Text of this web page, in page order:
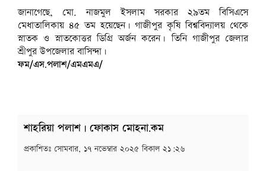
জানাগেছে, মো. নাজমুল ইসলাম সরকার ২৯তম বিসিএসে
মেধাতালিকায় ৪৫ তম হয়েছেন। গাজীপুর কৃষি বিশ্ববিদ্যালয় থেকে
স্নাতক ও স্নাতকোত্তর ডিগ্রি অর্জন করেন। তিনি গাজীপুর জেলার
শ্রীপুর উপজেলার বাসিন্দা।
ফম/এস.পলাশ/এমএমএ/
শাহরিয়া পলাশ | ফোকাস মোহনা.কম
প্রকাশিতঃ সোমবার, ১৭ নভেম্বার ২০২৫ বিকাল ২১:২৬